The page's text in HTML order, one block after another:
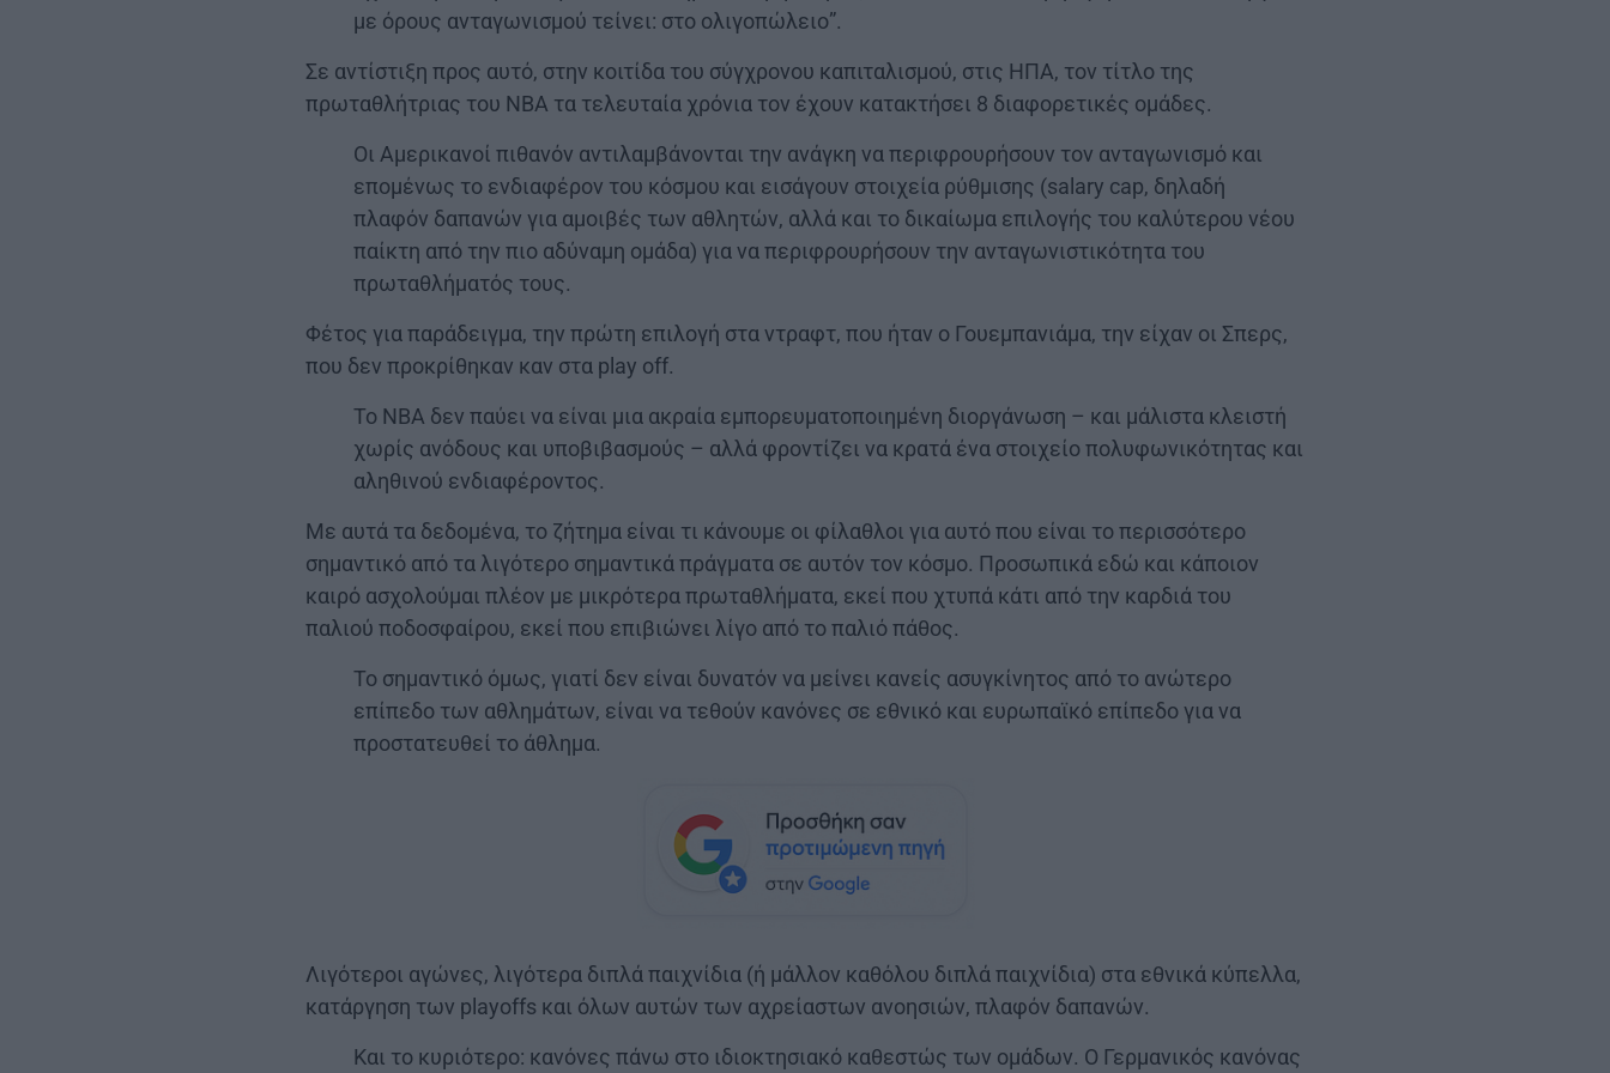
με όρους ανταγωνισμού τείνει: στο ολιγοπώλειο”.
Σε αντίστιξη προς αυτό, στην κοιτίδα του σύγχρονου καπιταλισμού, στις ΗΠΑ, τον τίτλο της
πρωταθλήτριας του NBA τα τελευταία χρόνια τον έχουν κατακτήσει 8 διαφορετικές ομάδες.
Οι Αμερικανοί πιθανόν αντιλαμβάνονται την ανάγκη να περιφρουρήσουν τον ανταγωνισμό και
επομένως το ενδιαφέρον του κόσμου και εισάγουν στοιχεία ρύθμισης (salary cap, δηλαδή
πλαφόν δαπανών για αμοιβές των αθλητών, αλλά και το δικαίωμα επιλογής του καλύτερου νέου
παίκτη από την πιο αδύναμη ομάδα) για να περιφρουρήσουν την ανταγωνιστικότητα του
πρωταθλήματός τους.
Φέτος για παράδειγμα, την πρώτη επιλογή στα ντραφτ, που ήταν ο Γουεμπανιάμα, την είχαν οι Σπερς,
που δεν προκρίθηκαν καν στα play off.
Το NBA δεν παύει να είναι μια ακραία εμπορευματοποιημένη διοργάνωση – και μάλιστα κλειστή
χωρίς ανόδους και υποβιβασμούς – αλλά φροντίζει να κρατά ένα στοιχείο πολυφωνικότητας και
αληθινού ενδιαφέροντος.
Με αυτά τα δεδομένα, το ζήτημα είναι τι κάνουμε οι φίλαθλοι για αυτό που είναι το περισσότερο
σημαντικό από τα λιγότερο σημαντικά πράγματα σε αυτόν τον κόσμο. Προσωπικά εδώ και κάποιον
καιρό ασχολούμαι πλέον με μικρότερα πρωταθλήματα, εκεί που χτυπά κάτι από την καρδιά του
παλιού ποδοσφαίρου, εκεί που επιβιώνει λίγο από το παλιό πάθος.
Το σημαντικό όμως, γιατί δεν είναι δυνατόν να μείνει κανείς ασυγκίνητος από το ανώτερο
επίπεδο των αθλημάτων, είναι να τεθούν κανόνες σε εθνικό και ευρωπαϊκό επίπεδο για να
προστατευθεί το άθλημα.
Λιγότεροι αγώνες, λιγότερα διπλά παιχνίδια (ή μάλλον καθόλου διπλά παιχνίδια) στα εθνικά κύπελλα,
κατάργηση των playoffs και όλων αυτών των αχρείαστων ανοησιών, πλαφόν δαπανών.
Και το κυριότερο: κανόνες πάνω στο ιδιοκτησιακό καθεστώς των ομάδων. Ο Γερμανικός κανόνας